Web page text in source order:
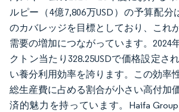
ルピー（4億7,806万USD）の予算配分
のカバレッジを目標としており、これ
需要の増加につながっています。2024
クトン当たり328.25USDで価格設定さ
い養分利用効率を誇ります。この効率
総生産費に占める割合が小さい高付加
済的魅力を持っています。Haifa